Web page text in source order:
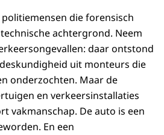
die forensisch
achtergrond. Neem
daar ontstond
uit monteurs die
onderzochten. Maar de
en verkeersinstallaties
vakmanschap. De auto is een
En een